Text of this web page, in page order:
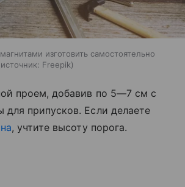
изготовить самостоятельно
источник: Freepik
проем, добавив по 5—7 см с
припусков. Если делаете
, учтите высоту порога.